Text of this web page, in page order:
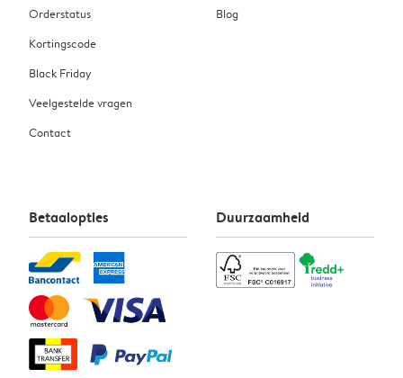
Orderstatus
Kortingscode
Black Friday
Veelgestelde vragen
Contact
Blog
Betaalopties Duurzaamheid